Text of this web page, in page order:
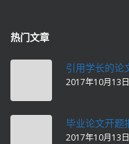
热门文章
引用学长的论
2017年10月13日
毕业论文开题
2017年10月13日